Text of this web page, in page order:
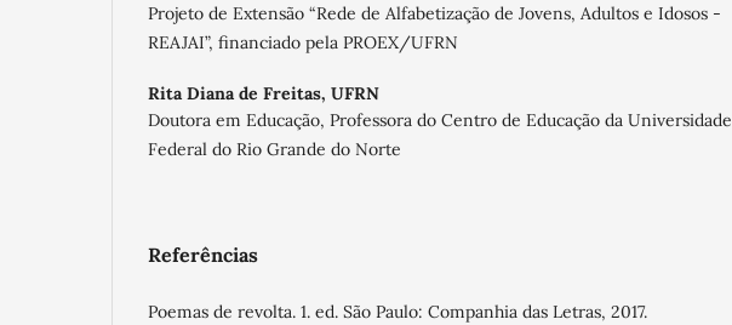
Projeto de Extensão “Rede de Alfabetização de Jovens, Adultos e Idosos -
REAJAI”, financiado pela PROEX/UFRN
Rita Diana de Freitas, UFRN
Doutora em Educação, Professora do Centro de Educação da Universidade
Federal do Rio Grande do Norte
Referências
Poemas de revolta. 1. ed. São Paulo: Companhia das Letras, 2017.